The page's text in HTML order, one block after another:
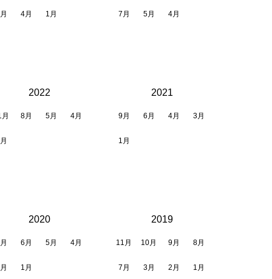
4月 1月 7月 5月 4月
2022
8月 5月 4月
2021
9月 6月 4月 3月
1月
2020
6月 5月 4月
1月
2019
11月 10月 9月 8月
7月 3月 2月 1月